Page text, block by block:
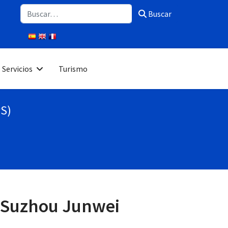
Buscar Buscar
Servicios Turismo
Junwei